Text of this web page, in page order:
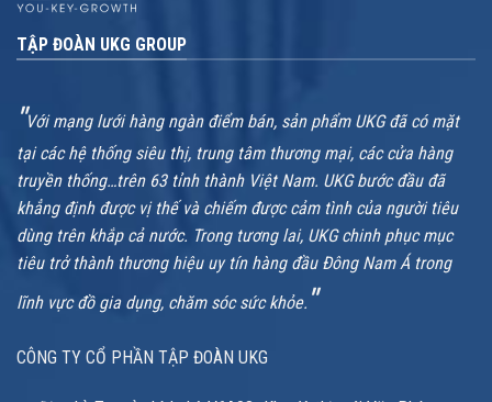
TẬP ĐOÀN UKG GROUP
"Với mạng lưới hàng ngàn điểm bán, sản phẩm UKG đã có mặt
tại các hệ thống siêu thị, trung tâm thương mại, các cửa hàng
truyền thống…trên 63 tỉnh thành Việt Nam. UKG bước đầu đã
khẳng định được vị thế và chiếm được cảm tình của người tiêu
dùng trên khắp cả nước. Trong tương lai, UKG chinh phục mục
tiêu trở thành thương hiệu uy tín hàng đầu Đông Nam Á trong
lĩnh vực đồ gia dụng, chăm sóc sức khỏe. "
CÔNG TY CỔ PHẦN TẬP ĐOÀN UKG